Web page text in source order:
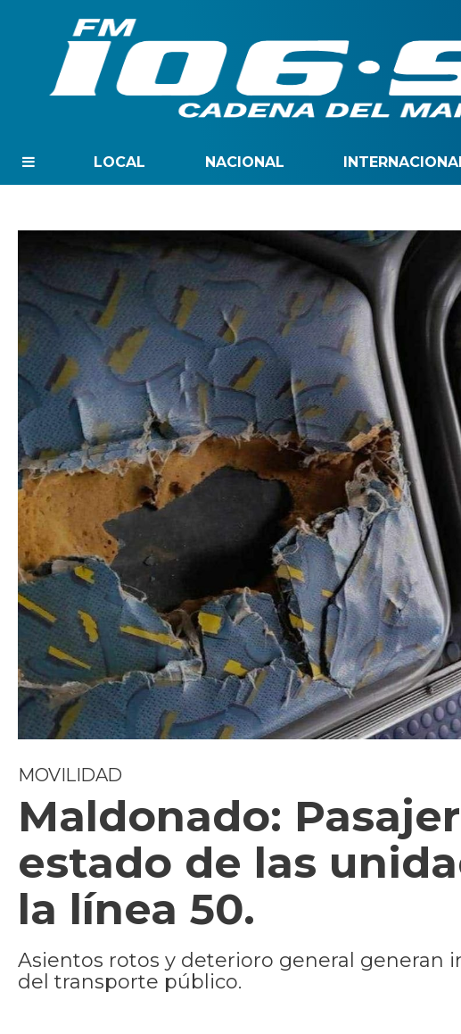
LOCAL NACIONAL
MOVILIDAD
Maldonado:
estado de las
la línea 50.
Asientos rotos y deterioro general generan
del transporte público.